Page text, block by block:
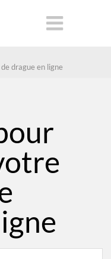
drague en ligne